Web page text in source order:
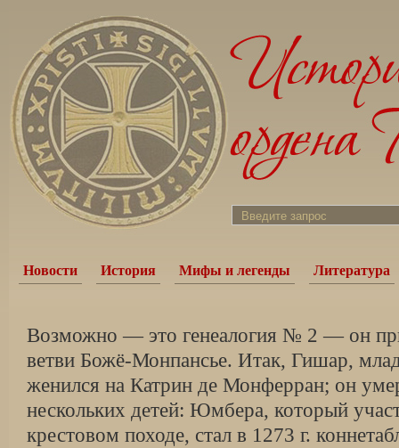
Новости История Мифы и легенды Литература
Возможно — это генеалогия № 2 — он
ветви Божё-Монпансье. Итак, Гишар,
женился на Катрин де Монферран; он
нескольких детей: Юмбера, который
крестовом походе, стал в 1273 г.